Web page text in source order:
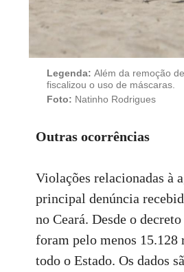
Legenda: Além da remoção
fiscalizou o uso de máscaras.
Foto: Natinho Rodrigues
Outras ocorrências
Violações relacionadas à
principal denúncia
no Ceará. Desde o
foram pelo menos 15.128
todo o Estado. Os dados